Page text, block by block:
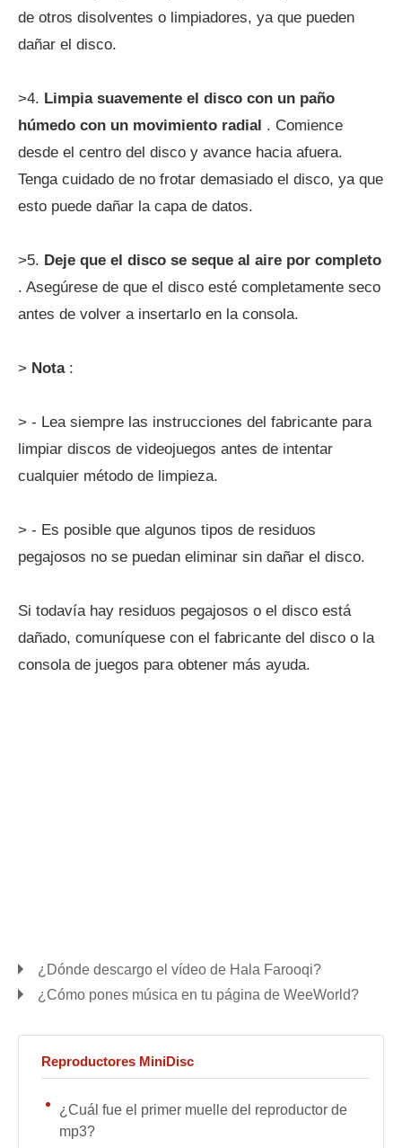
de otros disolventes o limpiadores, ya que pueden
dañar el disco.
>4. Limpia suavemente el disco con un paño
húmedo con un movimiento radial . Comience
desde el centro del disco y avance hacia afuera.
Tenga cuidado de no frotar demasiado el disco, ya que
esto puede dañar la capa de datos.
>5. Deje que el disco se seque al aire por completo
. Asegúrese de que el disco esté completamente seco
antes de volver a insertarlo en la consola.
> Nota:
> - Lea siempre las instrucciones del fabricante para
limpiar discos de videojuegos antes de intentar
cualquier método de limpieza.
> - Es posible que algunos tipos de residuos
pegajosos no se puedan eliminar sin dañar el disco.
Si todavía hay residuos pegajosos o el disco está
dañado, comuníquese con el fabricante del disco o la
consola de juegos para obtener más ayuda.
¿Dónde descargo el vídeo de Hala Farooqi?
¿Cómo pones música en tu página de WeeWorld?
Reproductores MiniDisc
¿Cuál fue el primer muelle del reproductor de
mp3?